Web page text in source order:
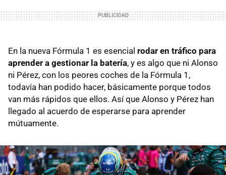
En la nueva Fórmula 1 es esencial rodar en tráfico para
aprender a gestionar la batería, y es algo que ni Alonso
ni Pérez, con los peores coches de la Fórmula 1,
todavía han podido hacer, básicamente porque todos
van más rápidos que ellos. Así que Alonso y Pérez han
llegado al acuerdo de esperarse para aprender
mútuamente.